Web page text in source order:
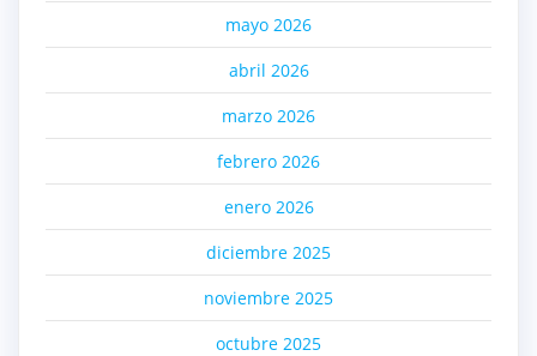
mayo 2026
abril 2026
marzo 2026
febrero 2026
enero 2026
diciembre 2025
noviembre 2025
octubre 2025